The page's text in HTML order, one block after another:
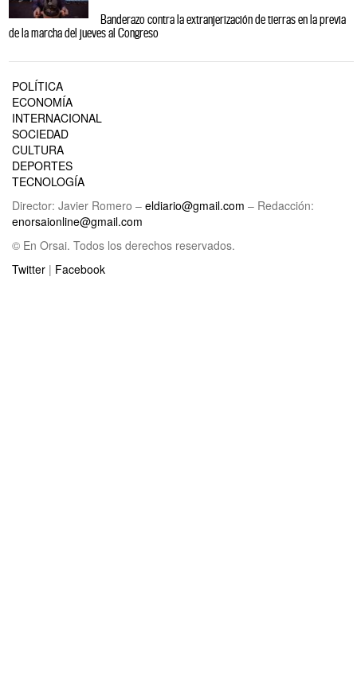
Banderazo contra la extranjerización de tierras en la previa
de la marcha del jueves al Congreso
POLÍTICA
ECONOMÍA
INTERNACIONAL
SOCIEDAD
CULTURA
DEPORTES
TECNOLOGÍA
Director: Javier Romero – eldiario@gmail.com – Redacción:
enorsaionline@gmail.com
© En Orsai. Todos los derechos reservados.
Twitter | Facebook